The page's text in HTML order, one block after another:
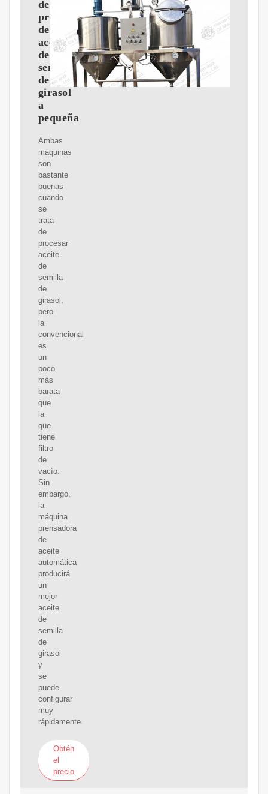
de
prensa
de
aceite
de
semilla
de
girasol
a
pequeña
Ambas
máquinas
son
bastante
buenas
cuando
se
trata
de
procesar
aceite
de
semilla
de
girasol,
pero
la
convencional
es
un
poco
más
barata
que
la
que
tiene
filtro
de
vacío.
Sin
embargo,
la
máquina
prensadora
de
aceite
automática
producirá
un
mejor
aceite
de
semilla
de
girasol
y
se
puede
configurar
muy
rápidamente.
Obtén
el
precio